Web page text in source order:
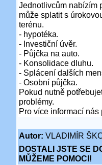
Jednotlivcům nabízím
může splatit s
terénu.
- hypotéka.
- Investiční úvěr.
- Půjčka na auto.
- Konsolidace dluhu.
- Splácení dalších
- Osobní půjčka.
Pokud nutně
problémy.
Pro více informací nás
Autor: VLADIMÍR
DOSTALI JSTE SE
MŮŽEME POMOCI!